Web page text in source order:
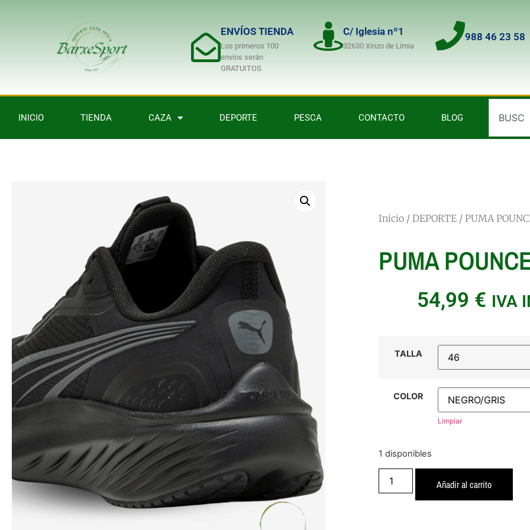
ENVÍOS TIENDA
Los primeros 100
envíos serán
GRATUITOS
C/ Iglesia nº1
32630 Xinzo de Limia
988 46 23 58
INICIO TIENDA CAZA DEPORTE PESCA CONTACTO BLOG
Inicio / DEPORTE / PUMA
PUMA
54,99 € IVA
TALLA
COLOR
Limpiar
1 disponibles
Añadir al carrito